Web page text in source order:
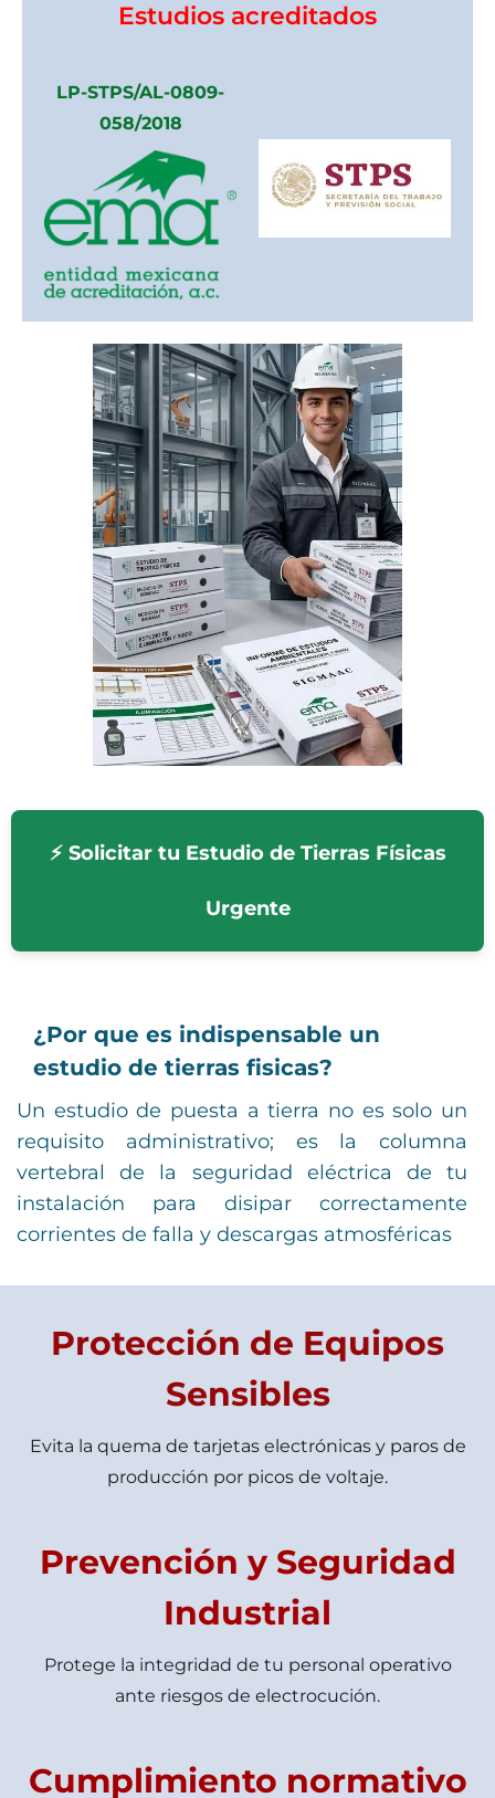
Estudios acreditados
LP-STPS/AL-0809-
058/2018
⚡ Solicitar tu Estudio de Tierras Físicas
Urgente
¿Por que es indispensable un
estudio de tierras fisicas?
Un estudio de puesta a tierra no es solo un
requisito administrativo; es la columna
vertebral de la seguridad eléctrica de tu
instalación para disipar correctamente
corrientes de falla y descargas atmosféricas
Protección de Equipos
Sensibles
Evita la quema de tarjetas electrónicas y paros de
producción por picos de voltaje.
Prevención y Seguridad
Industrial
Protege la integridad de tu personal operativo
ante riesgos de electrocución.
Cumplimiento normativo